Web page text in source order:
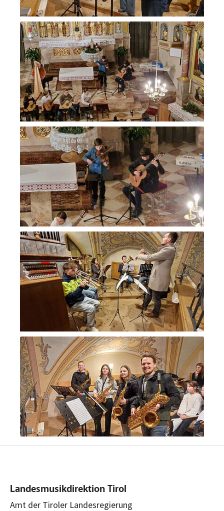
Landesmusikdirektion Tirol
Amt der Tiroler Landesregierung